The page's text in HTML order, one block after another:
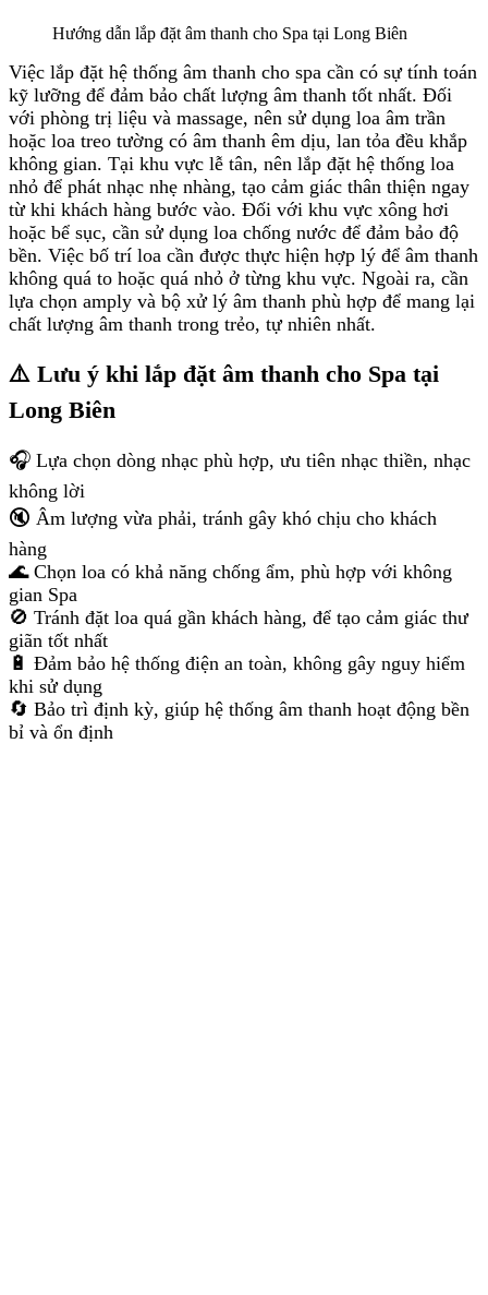
Hướng dẫn lắp đặt âm thanh cho Spa tại Long Biên
Việc lắp đặt hệ thống âm thanh cho spa cần có sự tính toán
kỹ lưỡng để đảm bảo chất lượng âm thanh tốt nhất. Đối
với phòng trị liệu và massage, nên sử dụng loa âm trần
hoặc loa treo tường có âm thanh êm dịu, lan tỏa đều khắp
không gian. Tại khu vực lễ tân, nên lắp đặt hệ thống loa
nhỏ để phát nhạc nhẹ nhàng, tạo cảm giác thân thiện ngay
từ khi khách hàng bước vào. Đối với khu vực xông hơi
hoặc bể sục, cần sử dụng loa chống nước để đảm bảo độ
bền. Việc bố trí loa cần được thực hiện hợp lý để âm thanh
không quá to hoặc quá nhỏ ở từng khu vực. Ngoài ra, cần
lựa chọn amply và bộ xử lý âm thanh phù hợp để mang lại
chất lượng âm thanh trong trẻo, tự nhiên nhất.
⚠️ Lưu ý khi lắp đặt âm thanh cho Spa tại
Long Biên
🎧 Lựa chọn dòng nhạc phù hợp, ưu tiên nhạc thiền, nhạc
không lời
🔇 Âm lượng vừa phải, tránh gây khó chịu cho khách
hàng
🌊 Chọn loa có khả năng chống ẩm, phù hợp với không
gian Spa
🚫 Tránh đặt loa quá gần khách hàng, để tạo cảm giác thư
giãn tốt nhất
🔋 Đảm bảo hệ thống điện an toàn, không gây nguy hiểm
khi sử dụng
🔄 Bảo trì định kỳ, giúp hệ thống âm thanh hoạt động bền
bỉ và ổn định